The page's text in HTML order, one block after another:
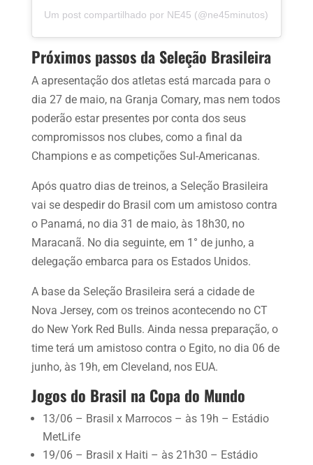
Um post compartilhado por NE45 (@ne45minutos)
Próximos passos da Seleção Brasileira
A apresentação dos atletas está marcada para o
dia 27 de maio, na Granja Comary, mas nem todos
poderão estar presentes por conta dos seus
compromissos nos clubes, como a final da
Champions e as competições Sul-Americanas.
Após quatro dias de treinos, a Seleção Brasileira
vai se despedir do Brasil com um amistoso contra
o Panamá, no dia 31 de maio, às 18h30, no
Maracanã. No dia seguinte, em 1° de junho, a
delegação embarca para os Estados Unidos.
A base da Seleção Brasileira será a cidade de
Nova Jersey, com os treinos acontecendo no CT
do New York Red Bulls. Ainda nessa preparação, o
time terá um amistoso contra o Egito, no dia 06 de
junho, às 19h, em Cleveland, nos EUA.
Jogos do Brasil na Copa do Mundo
13/06 – Brasil x Marrocos – às 19h – Estádio
MetLife
19/06 – Brasil x Haiti – às 21h30 – Estádio